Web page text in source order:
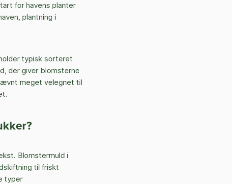
for havens planter
plantning i
typisk sorteret
der giver blomsterne
meget velegnet til
Blomstermuld i
til friskt
typer